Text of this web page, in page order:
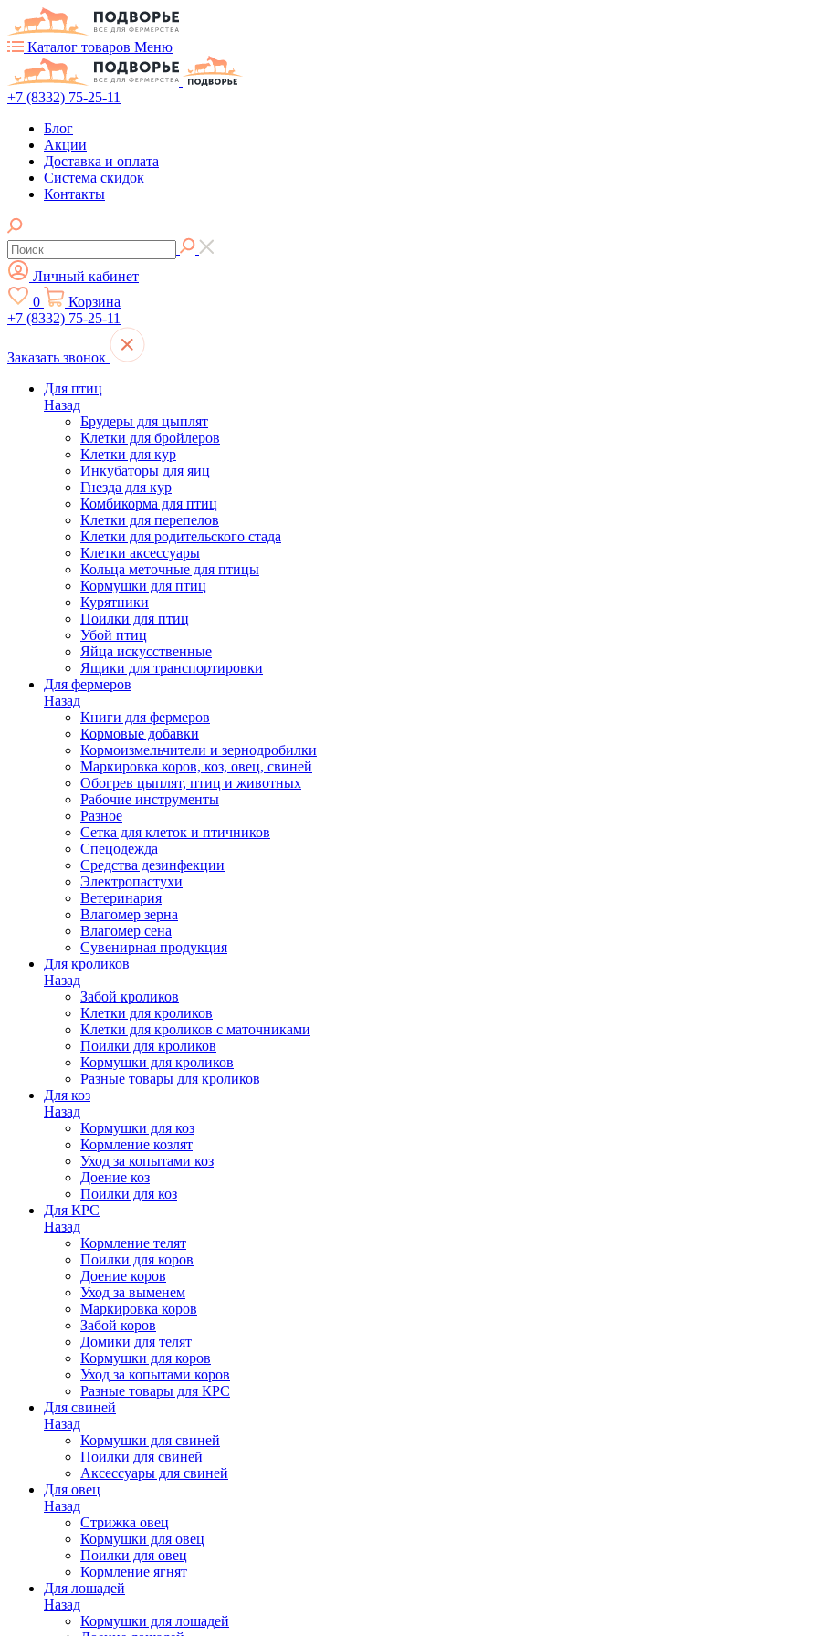
Каталог товаров Меню
+7 (8332) 75-25-11
Блог
Акции
Доставка и оплата
Система скидок
Контакты
Личный кабинет
0
Корзина
+7 (8332) 75-25-11
Заказать звонок
Для птиц
Назад
Брудеры для цыплят
Клетки для бройлеров
Клетки для кур
Инкубаторы для яиц
Гнезда для кур
Комбикорма для птиц
Клетки для перепелов
Клетки для родительского стада
Клетки аксессуары
Кольца меточные для птицы
Кормушки для птиц
Курятники
Поилки для птиц
Убой птиц
Яйца искусственные
Ящики для транспортировки
Для фермеров
Назад
Книги для фермеров
Кормовые добавки
Кормоизмельчители и зернодробилки
Маркировка коров, коз, овец, свиней
Обогрев цыплят, птиц и животных
Рабочие инструменты
Разное
Сетка для клеток и птичников
Спецодежда
Средства дезинфекции
Электропастухи
Ветеринария
Влагомер зерна
Влагомер сена
Сувенирная продукция
Для кроликов
Назад
Забой кроликов
Клетки для кроликов
Клетки для кроликов с маточниками
Поилки для кроликов
Кормушки для кроликов
Разные товары для кроликов
Для коз
Назад
Кормушки для коз
Кормление козлят
Уход за копытами коз
Доение коз
Поилки для коз
Для КРС
Назад
Кормление телят
Поилки для коров
Доение коров
Уход за выменем
Маркировка коров
Забой коров
Домики для телят
Кормушки для коров
Уход за копытами коров
Разные товары для КРС
Для свиней
Назад
Кормушки для свиней
Поилки для свиней
Аксессуары для свиней
Для овец
Назад
Стрижка овец
Кормушки для овец
Поилки для овец
Кормление ягнят
Для лошадей
Назад
Кормушки для лошадей